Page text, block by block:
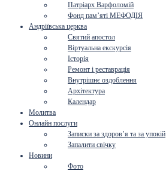
Патріарх Варфоломій
Фонд пам’яті МЕФОДІЯ
Андріївська церква
Святий апостол
Віртуальна екскурсія
Історія
Ремонт і реставрація
Внутрішнє оздоблення
Архітектура
Календар
Молитва
Онлайн послуги
Записки за здоров’я та за упокій
Запалити свічку
Новини
Фото